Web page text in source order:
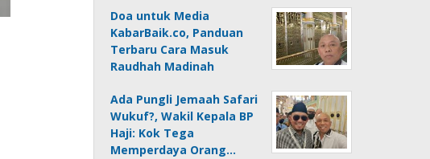
Doa untuk Media
KabarBaik.co, Panduan
Terbaru Cara Masuk
Raudhah Madinah
Ada Pungli Jemaah Safari
Wukuf?, Wakil Kepala BP
Haji: Kok Tega
Memperdaya Orang…